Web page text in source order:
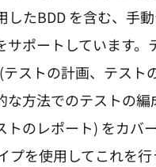
したBDD を含む、手
サポートしています。
ストの計画、テスト
な方法でのテストの編
トのレポート) をカバ
プを使用してこれを